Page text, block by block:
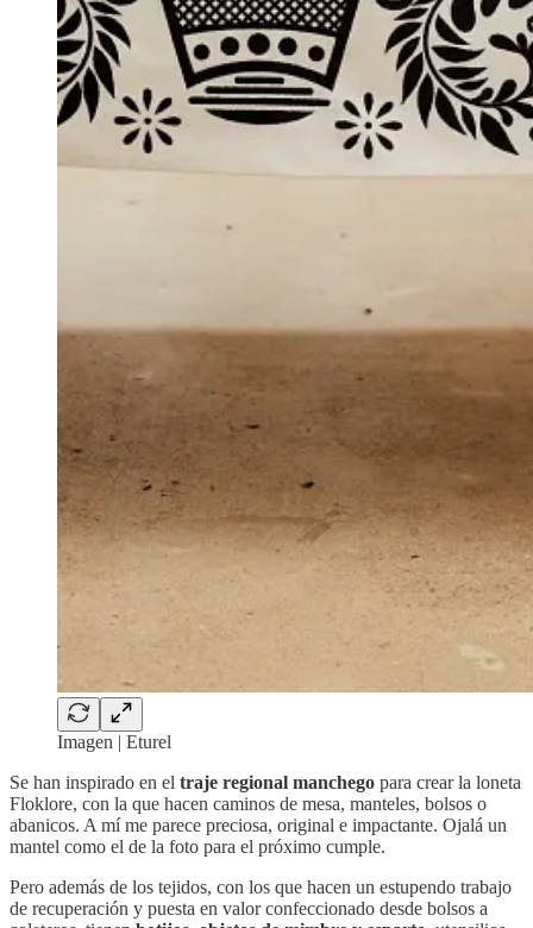
Imagen | Eturel
Se han inspirado en el traje regional manchego para crear la loneta
Floklore, con la que hacen caminos de mesa, manteles, bolsos o
abanicos. A mí me parece preciosa, original e impactante. Ojalá un
mantel como el de la foto para el próximo cumple.
Pero además de los tejidos, con los que hacen un estupendo trabajo
de recuperación y puesta en valor confeccionado desde bolsos a